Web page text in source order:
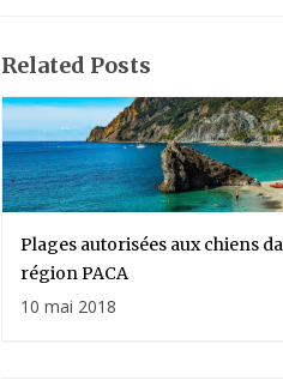
Related Posts
Plages autorisées aux chiens
région PACA
10 mai 2018